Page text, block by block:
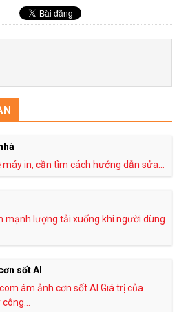
in, cần tìm cách hướng dẫn sửa...
mạnh lượng tải xuống khi người dùng
sốt AI
ám ảnh cơn sốt AI Giá trị của